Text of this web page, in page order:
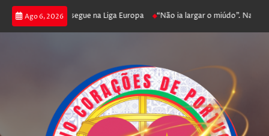
Ago 6, 2026
poker e prossegue na Liga Europa “Não ia largar o miúdo”. Nadador-